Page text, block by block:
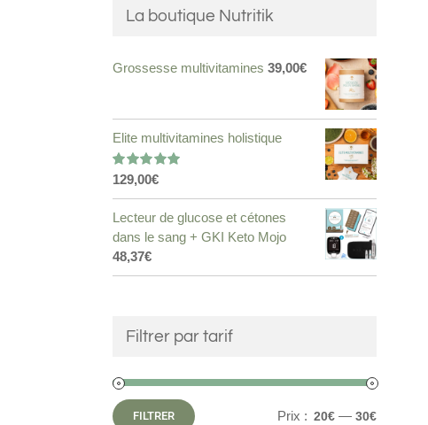
La boutique Nutritik
Grossesse multivitamines 39,00€
Elite multivitamines holistique
Note5.00
129,00€
Lecteur de glucose et cétones
dans le sang + GKI Keto Mojo
48,37€
Filtrer par tarif
FILTRER Prix : 20€ — 30€